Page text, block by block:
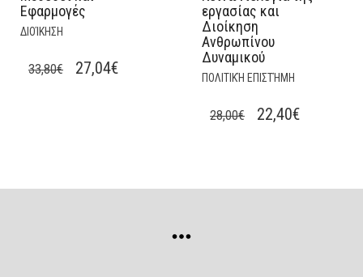
Εφαρμογές
ΔΙΟΊΚΗΣΗ
33,80€
ORIGINAL
27,04€CURRENT
εργασίας και
Διοίκηση
Ανθρωπίνου
Δυναμικού
ΠΟΛΙΤΙΚΉ ΕΠΙΣΤΉΜΗ
28,00€
ORIGINAL
22,40€CURRENT